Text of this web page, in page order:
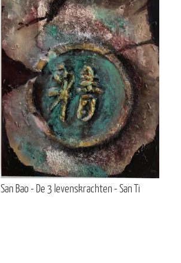
San Bao - De 3 levenskrachten - San Ti